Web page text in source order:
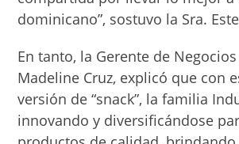
dominicano”, sostuvo la Sra.
En tanto, la Gerente de
Madeline Cruz, explicó que con
versión de “snack”, la familia
innovando y diversificándose